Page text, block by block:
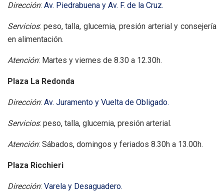
Dirección: Av. Piedrabuena y Av. F. de la Cruz.
Servicios: peso, talla, glucemia, presión arterial y consejería
en alimentación.
Atención: Martes y viernes de 8.30 a 12.30h.
Plaza La Redonda
Dirección: Av. Juramento y Vuelta de Obligado.
Servicios: peso, talla, glucemia, presión arterial.
Atención: Sábados, domingos y feriados 8.30h a 13.00h.
Plaza Ricchieri
Dirección: Varela y Desaguadero.